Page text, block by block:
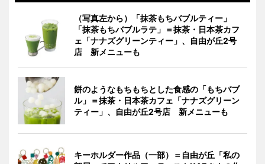
（写真左から）「抹茶もちバブルティー」
「抹茶もちバブルラテ」＝抹茶・日本茶カフ
ェ「ナナズグリーンティー」、自由が丘2号
店 新メニューも
餅のようなもちもちとした食感の「もちバブ
ル」＝抹茶・日本茶カフェ「ナナズグリーン
ティー」、自由が丘2号店 新メニューも
キーホルダー作品（一部）＝自由が丘「私の